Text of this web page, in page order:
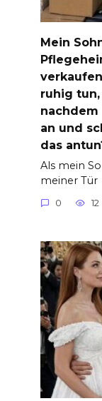
Mein
ruhig
an und
das
Als mein
meiner Tür
0 12